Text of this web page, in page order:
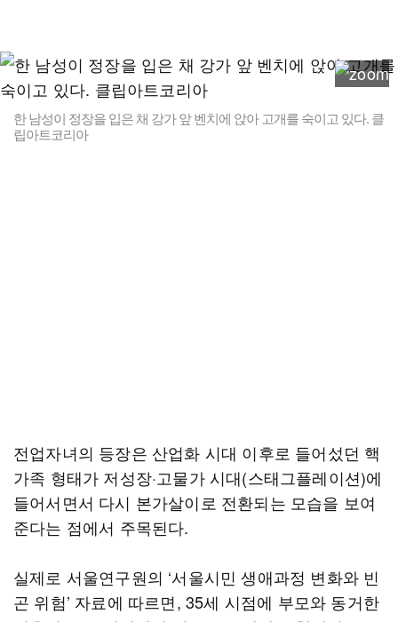
한 남성이 정장을 입은 채 강가 앞 벤치에 앉아 고개를 숙이고 있다. 클
립아트코리아
전업자녀의 등장은 산업화 시대 이후로 들어섰던 핵
가족 형태가 저성장·고물가 시대(스태그플레이션)에
들어서면서 다시 본가살이로 전환되는 모습을 보여
준다는 점에서 주목된다.
실제로 서울연구원의 ‘서울시민 생애과정 변화와 빈
곤 위험’ 자료에 따르면, 35세 시점에 부모와 동거한